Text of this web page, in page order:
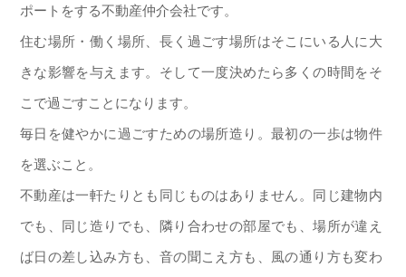
ポートをする不動産仲介会社です。
住む場所・働く場所、長く過ごす場所はそこにいる人に大
きな影響を与えます。そして一度決めたら多くの時間をそ
こで過ごすことになります。
毎日を健やかに過ごすための場所造り。最初の一歩は物件
を選ぶこと。
不動産は一軒たりとも同じものはありません。同じ建物内
でも、同じ造りでも、隣り合わせの部屋でも、場所が違え
ば日の差し込み方も、音の聞こえ方も、風の通り方も変わ